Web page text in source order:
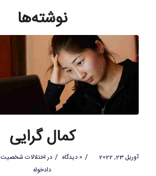
نوشته‌ها
کمال گرایی
آوریل 23, 2022 / 0 دیدگاه / دراختلالات شخصیت
دادخواه